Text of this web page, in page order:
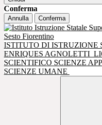
Conferma
Annulla Conferma
ISTITUTO DI ISTRUZIONE
ENRIQUES AGNOLETTI
SCIENTIFICO SCIENZE
SCIENZE UMANE